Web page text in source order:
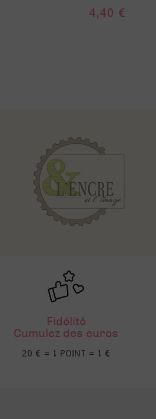
4,40 €
Fidélité
Cumulez des euros
20 € = 1 POINT = 1 €